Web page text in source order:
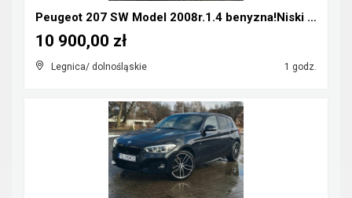
Peugeot 207 SW Model 2008r.1.4 benyzna!Niski Przeb...
Legnica/ dolnośląskie 1 godz.
10 900,00 zł